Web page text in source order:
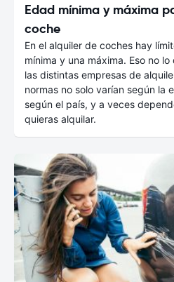
Edad mínima y máxima
coche
En el alquiler de coches hay
mínima y una máxima. Eso no
las distintas empresas de
normas no solo varían según la
según el país, y a veces
quieras alquilar.